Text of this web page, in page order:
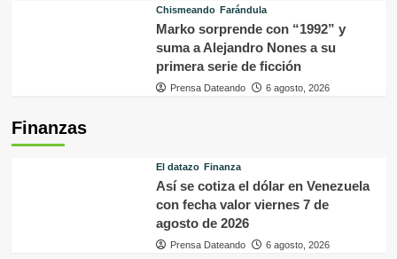
Chismeando Farándula
Marko sorprende con “1992” y
suma a Alejandro Nones a su
primera serie de ficción
Prensa Dateando 6 agosto, 2026
Finanzas
El datazo Finanza
Así se cotiza el dólar en Venezuela
con fecha valor viernes 7 de
agosto de 2026
Prensa Dateando 6 agosto, 2026